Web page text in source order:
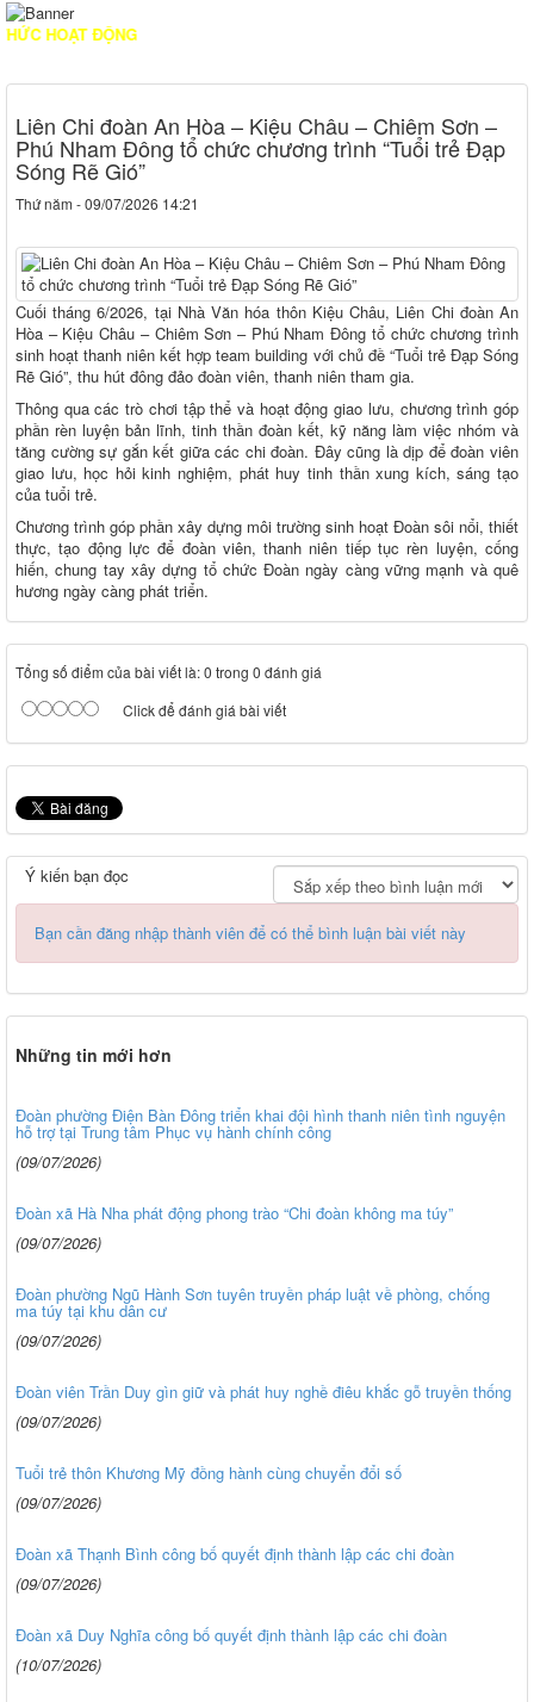
ĐỘNG
Liên Chi đoàn An Hòa – Kiệu Châu – Chiêm Sơn –
Phú Nham Đông tổ chức chương trình “Tuổi trẻ Đạp
Sóng Rẽ Gió”
Thứ năm - 09/07/2026 14:21
Cuối tháng 6/2026, tại Nhà Văn hóa thôn Kiệu Châu, Liên Chi đoàn An
Hòa – Kiệu Châu – Chiêm Sơn – Phú Nham Đông tổ chức chương trình
sinh hoạt thanh niên kết hợp team building với chủ đề “Tuổi trẻ Đạp Sóng
Rẽ Gió”, thu hút đông đảo đoàn viên, thanh niên tham gia.
Thông qua các trò chơi tập thể và hoạt động giao lưu, chương trình góp
phần rèn luyện bản lĩnh, tinh thần đoàn kết, kỹ năng làm việc nhóm và
tăng cường sự gắn kết giữa các chi đoàn. Đây cũng là dịp để đoàn viên
giao lưu, học hỏi kinh nghiệm, phát huy tinh thần xung kích, sáng tạo
của tuổi trẻ.
Chương trình góp phần xây dựng môi trường sinh hoạt Đoàn sôi nổi, thiết
thực, tạo động lực để đoàn viên, thanh niên tiếp tục rèn luyện, cống
hiến, chung tay xây dựng tổ chức Đoàn ngày càng vững mạnh và quê
hương ngày càng phát triển.
Tổng số điểm của bài viết là: 0 trong 0 đánh giá
Click để đánh giá bài viết
Ý kiến bạn đọc
Bạn cần đăng nhập thành viên để có thể bình luận bài viết này
Những tin mới hơn
Đoàn phường Điện Bàn Đông triển khai đội hình thanh niên tình nguyện
hỗ trợ tại Trung tâm Phục vụ hành chính công
(09/07/2026)
Đoàn xã Hà Nha phát động phong trào “Chi đoàn không ma túy”
(09/07/2026)
Đoàn phường Ngũ Hành Sơn tuyên truyền pháp luật về phòng, chống
ma túy tại khu dân cư
(09/07/2026)
Đoàn viên Trần Duy gìn giữ và phát huy nghề điêu khắc gỗ truyền thống
(09/07/2026)
Tuổi trẻ thôn Khương Mỹ đồng hành cùng chuyển đổi số
(09/07/2026)
Đoàn xã Thạnh Bình công bố quyết định thành lập các chi đoàn
(09/07/2026)
Đoàn xã Duy Nghĩa công bố quyết định thành lập các chi đoàn
(10/07/2026)